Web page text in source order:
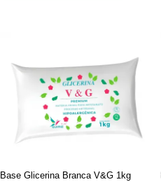
Base Glicerina Branca V&G 1kg